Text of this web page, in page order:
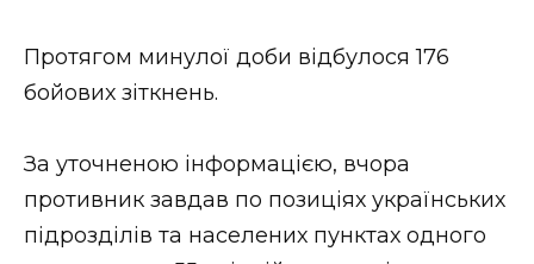
ФОТО
Протягом минулої доби відбулося 176
бойових зіткнень.
За уточненою інформацією, вчора
противник завдав по позиціях українських
підрозділів та населених пунктах одного